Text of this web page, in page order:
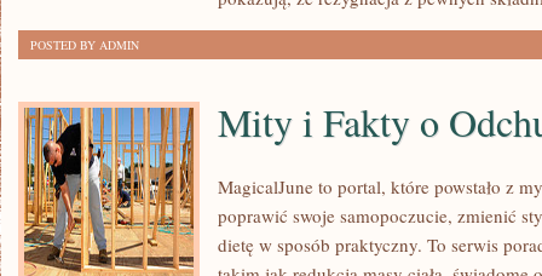
POSTED BY ADMIN
Mity i Fakty o
MagicalJune to portal, które powstało z
poprawić swoje samopoczucie, zmienić
dietę w sposób praktyczny. To serwis